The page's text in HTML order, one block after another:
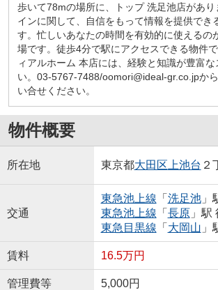
歩いて78mの場所に、トップ 洗足池店があ
インに関して、自信をもって情報を提供でき
す。忙しいあなたの時間を有効的に使えるの
場です。徒歩4分で駅にアクセスできる物件
ィアルホーム 本店には、経験と知識が豊富
い。03-5767-7488/oomori@ideal-gr.co.jpか
い合せください。
物件概要
所在地 東京都大田区 上池台 ２
交通
東急池上線 「 洗足池」
東急池上線 「 長原」駅
東急目黒線 「 大岡山 」
賃料 16.5万円
管理費等 5,000円